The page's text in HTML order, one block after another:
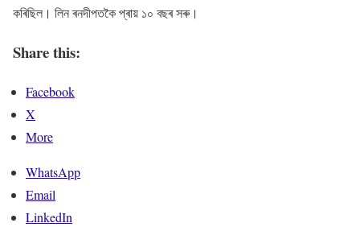
কৰিছিল। লিন ৰনদীপতকৈ প্ৰায় ১০ বছৰ সৰু।
Share this:
Facebook
X
More
WhatsApp
Email
LinkedIn